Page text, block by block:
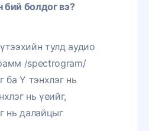
бий болдог вэ?
тулд аудио
/spectrogram/
ба Y тэнхлэг нь
нь үеийг,
нь далайцыг